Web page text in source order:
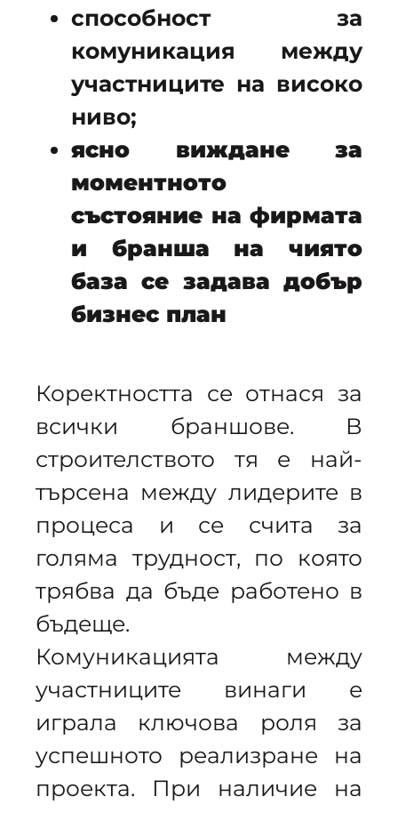
способност за
комуникация между
участниците на високо
ниво;
ясно виждане за
моментното
състояние на фирмата
и бранша на чиято
база се задава добър
бизнес план
Коректността се отнася за
всички браншове. В
строителството тя е най-
търсена между лидерите в
процеса и се счита за
голяма трудност, по която
трябва да бъде работено в
бъдеще.
Комуникацията между
участниците винаги е
играла ключова роля за
успешното реализране на
проекта. При наличие на